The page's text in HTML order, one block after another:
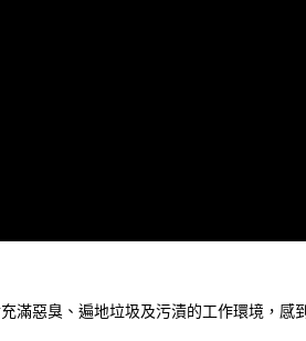
惡臭、遍地垃圾及污漬的工作環境，感